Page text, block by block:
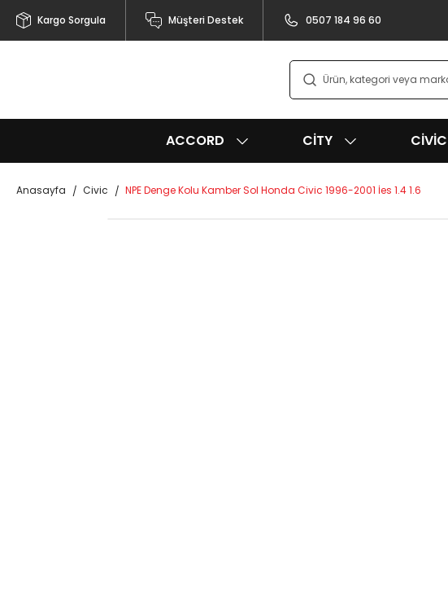
Kargo Sorgula Müşteri Destek 0507 184 96 60
ACCORD CITY CIVIC
Anasayfa Civic NPE Denge Kolu Kamber Sol Honda Civic 1996-2001 İes 1.4 1.6